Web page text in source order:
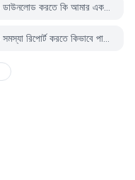
পিজিয়ার এপিকে হাব থেকে Noblemen: 1896 ডাউনলোড করতে কি আমার একটি অ্যাকাউন্ট দরকার?
পিজিয়ার এপিকে হাব থেকে Noblemen: 1896 সমস্যা রিপোর্ট করতে কিভাবে পারি?